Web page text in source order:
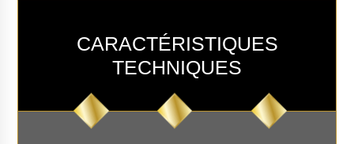
CARACTÉRISTIQUES
TECHNIQUES